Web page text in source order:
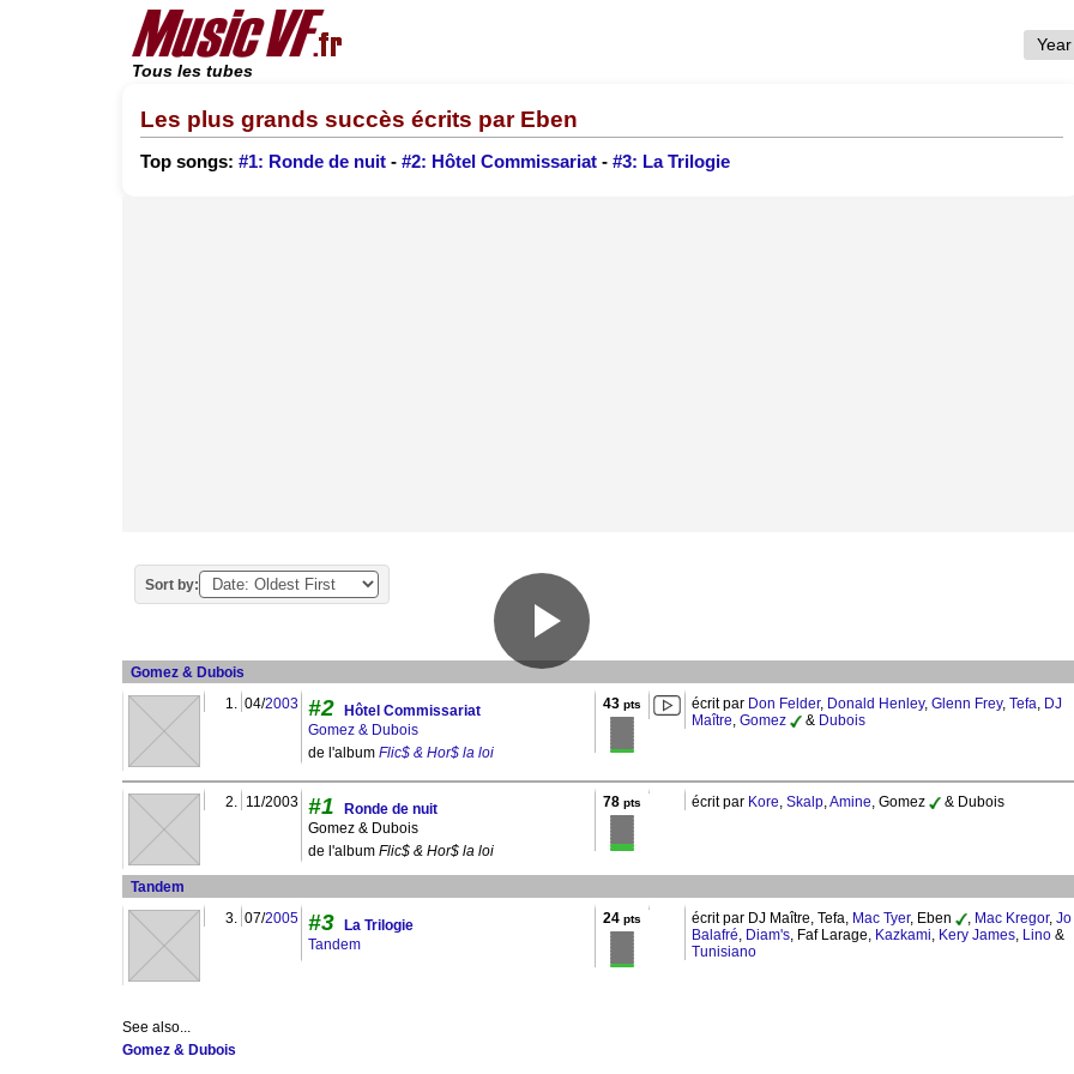
Tous les tubes
Les plus grands succès écrits par Eben
Top songs: #1: Ronde de nuit - #2: Hôtel Commissariat - #3: La Trilogie
Sort by:
Gomez & Dubois
1. 04/2003 #2
Hôtel Commissariat
Gomez & Dubois
de l'album Flic$ & Hor$ la loi
43 pts écrit par Don Felder, Donald Henley, Glenn Frey, Tefa, DJ
Maître, Gomez & Dubois
2. 11/2003 #1
Ronde de nuit
Gomez & Dubois
de l'album Flic$ & Hor$ la loi
78 pts écrit par Kore, Skalp,Amine, Gomez & Dubois
Tandem
3. 07/2005 #3
La Trilogie
Tandem
24 pts écrit par DJ Maître, Tefa, Mac Tyer, Eben , Mac Kregor,
Balafré, Diam's, Faf Larage, Kazkami, Kery James, Lino &
Tunisiano
See also...
Gomez & Dubois